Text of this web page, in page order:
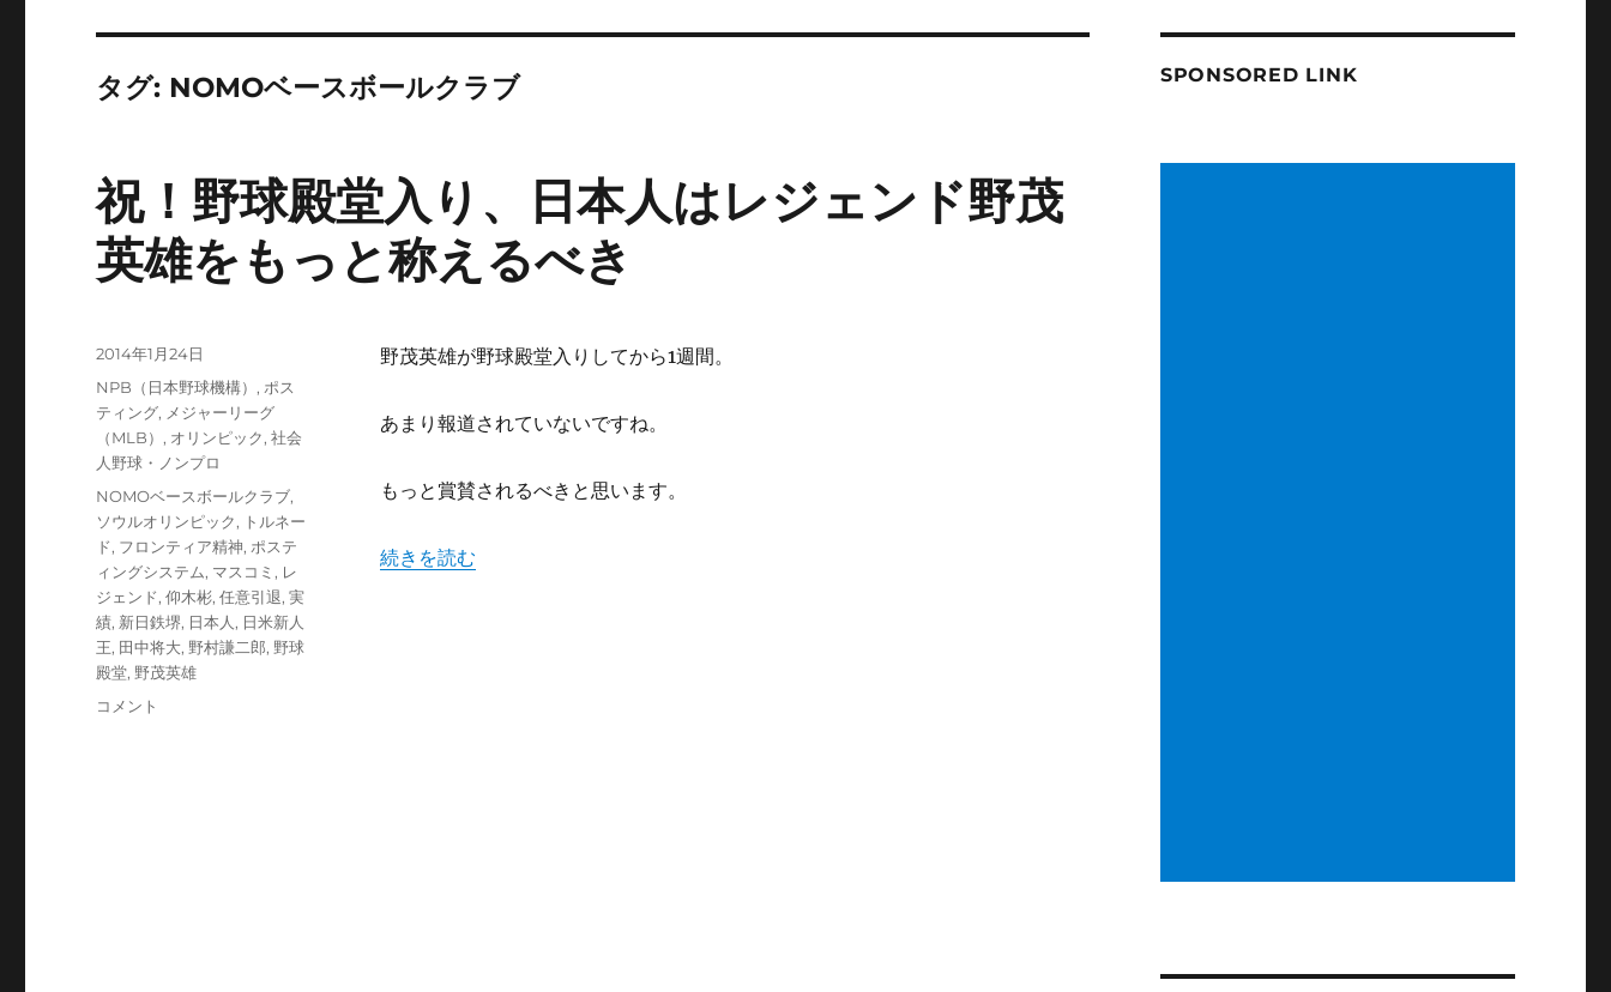
タグ: NOMOベースボールクラブ
祝！野球殿堂入り、日本人はレジェンド野茂
英雄をもっと称えるべき
野茂英雄が野球殿堂入りしてから1週間。
あまり報道されていないですね。
もっと賞賛されるべきと思います。
“祝！野球殿堂入り、日本人はレジェンド野茂英雄をもっと称えるべき” の
続きを読む
投
2014年1月24日
カ
テ
ゴ
リ
NPB（日本野球機構） , ポス
ティング, メジャーリーグ
（MLB） , オリンピック,社会
人野球・ノンプロ
タ
グ
NOMOベースボールクラブ,
ソウルオリンピック, トルネー
ド, フロンティア精神, ポステ
ィングシステム, マスコミ , レ
ジェンド,仰木彬,任意引退,実
績, 新日鉄堺, 日本人 , 日米新人
王, 田中将大, 野村謙二郎, 野球
殿堂, 野茂英雄
祝！
コメント
SPONSORED LINK